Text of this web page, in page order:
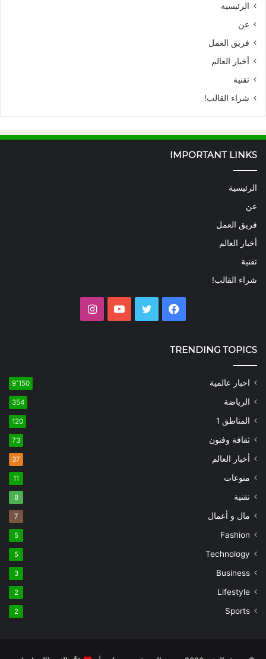
الرئيسية
عن
فريق العمل
أخبار العالم
تقنية
شراء القالب!
IMPORTANT LINKS
الرئيسية
عن
فريق العمل
أخبار العالم
تقنية
شراء القالب!
فيسبوك تويتر يوتيوب
TRENDING TOPICS
اخبار عالمية 9٬150
الرياضة 354
المناطق 1 120
ثقافة وفنون 73
أخبار العالم 37
منوعات 11
تقنية 8
مال و أعمال 7
Fashion
5
Technology
5
Business
3
Lifestyle
2
Sports
2